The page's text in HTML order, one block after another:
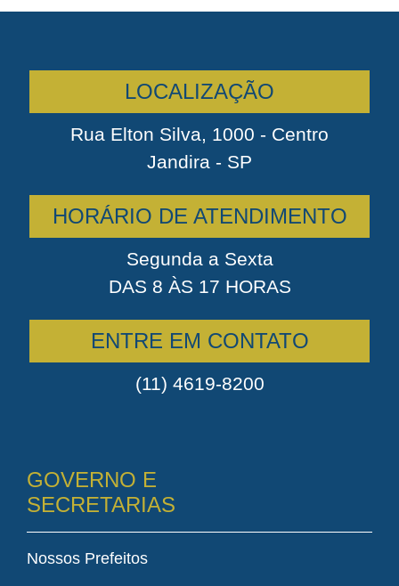
LOCALIZAÇÃO
Rua Elton Silva, 1000 - Centro
Jandira - SP
HORÁRIO DE ATENDIMENTO
Segunda a Sexta
DAS 8 ÀS 17 HORAS
ENTRE EM CONTATO
(11) 4619-8200
GOVERNO E
SECRETARIAS
Nossos Prefeitos